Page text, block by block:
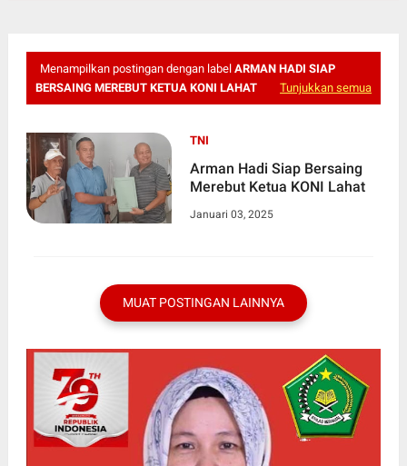
Menampilkan postingan dengan label ARMAN HADI SIAP
BERSAING MEREBUT KETUA KONI LAHAT
Tunjukkan semua
TNI
Arman Hadi Siap Bersaing
Merebut Ketua KONI Lahat
Januari 03, 2025
MUAT POSTINGAN LAINNYA